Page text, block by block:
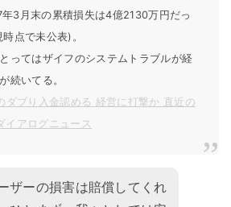
3月末の累積損失は4億2130万円だっ
点で未公表)。
ってはザイフのシステムトラブルが経
続いてる。
ダブり入金認める 経営に打撃か 直近の
イアログニュース
ザーの損害は賠償してくれ